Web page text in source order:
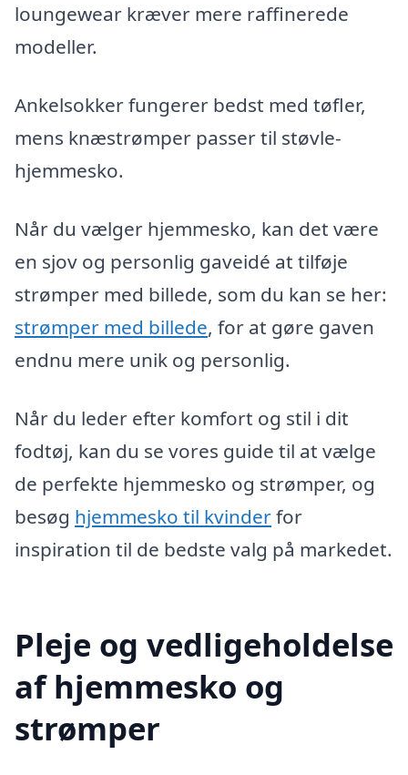
loungewear kræver mere raffinerede
modeller.
Ankelsokker fungerer bedst med tøfler,
mens knæstrømper passer til støvle-
hjemmesko.
Når du vælger hjemmesko, kan det være
en sjov og personlig gaveidé at tilføje
strømper med billede, som du kan se her:
strømper med billede, for at gøre gaven
endnu mere unik og personlig.
Når du leder efter komfort og stil i dit
fodtøj, kan du se vores guide til at vælge
de perfekte hjemmesko og strømper, og
besøg hjemmesko til kvinderfor
inspiration til de bedste valg på markedet.
Pleje og vedligeholdelse
af hjemmesko og
strømper